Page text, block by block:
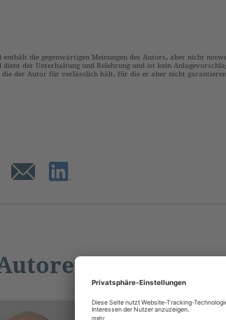
enthält die gegenwärtigen Meinungen des Autors, aber nicht
der Unterhaltung und Belehrung und ist kein
die der Autor für verlässlich hält, für die er aber nicht